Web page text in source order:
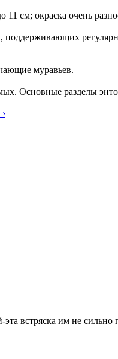
см; окраска очень
поддерживающих
муравьев.
Основные разделы
эта встряска им не сильно